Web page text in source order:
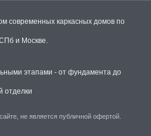
современных каркасных домов по
и Москве.
этапами - от фундамента до
отделки
не является публичной офертой.